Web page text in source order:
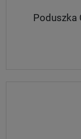
Poduszka